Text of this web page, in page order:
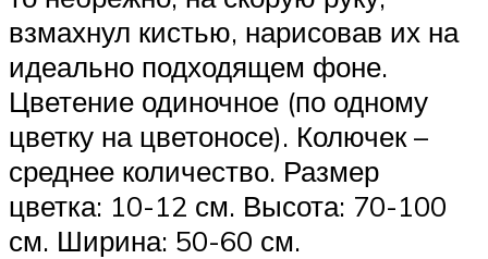
взмахнул кистью, нарисовав их на
идеально подходящем фоне.
Цветение одиночное (по одному
цветку на цветоносе). Колючек –
среднее количество. Размер
цветка: 10-12 см. Высота: 70-100
см. Ширина: 50-60 см.